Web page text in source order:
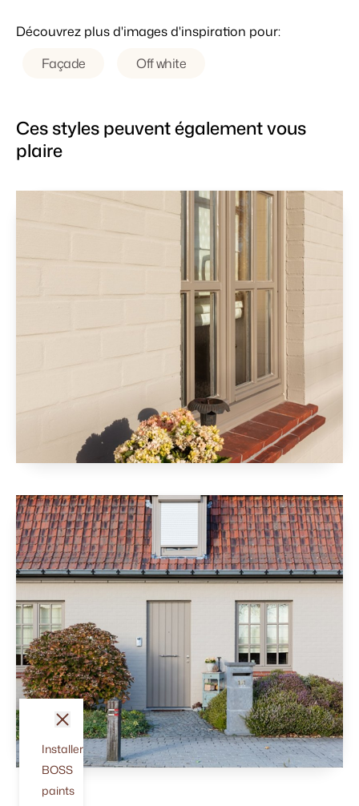
Découvrez plus d'images d'inspiration pour:
Façade
Off white
Ces styles peuvent également vous
plaire
Installer
BOSS
paints
fermer